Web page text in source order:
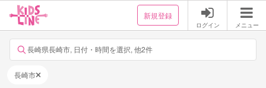
新規登録
ログイン メニュー
長崎県長崎市, 日付・時間を選択, 他2件
長崎市